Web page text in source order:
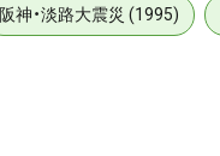
阪神・淡路大震災 (1995)